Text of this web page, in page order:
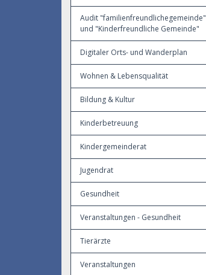
Audit "familienfreundlichegemeinde"
und "Kinderfreundliche Gemeinde"
Digitaler Orts- und Wanderplan
Wohnen & Lebensqualität
Bildung & Kultur
Kinderbetreuung
Kindergemeinderat
Jugendrat
Gesundheit
Veranstaltungen - Gesundheit
Tierärzte
Veranstaltungen